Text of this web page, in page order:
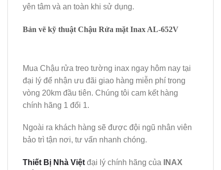
yên tâm và an toàn khi sử dụng.
Bản vẽ kỹ thuật Chậu Rửa mặt Inax AL-652V
Mua Chậu rửa treo tường inax ngay hôm nay tại
đại lý để nhận ưu đãi giao hàng miễn phí trong
vòng 20km đầu tiên. Chúng tôi cam kết hàng
chính hãng 1 đổi 1.
Ngoài ra khách hàng sẽ được đội ngũ nhân viên
bảo trì tận nơi, tư vấn nhanh chóng.
Thiết Bị Nhà Việt đại lý chính hãng của
INAX